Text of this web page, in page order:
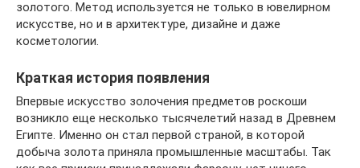
золотого. Метод используется не только в ювелирном
искусстве, но и в архитектуре, дизайне и даже
косметологии.
Краткая история появления
Впервые искусство золочения предметов роскоши
возникло еще несколько тысячелетий назад в Древнем
Египте. Именно он стал первой страной, в которой
добыча золота приняла промышленные масштабы. Так